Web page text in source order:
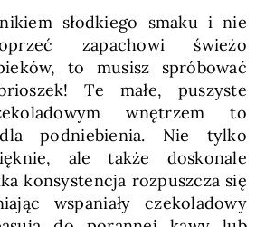
SKLEP
Polski
słodkiego smaku i nie
zapachowi świeżo
to musisz spróbować
Te małe, puszyste
wnętrzem to
podniebienia. Nie tylko
ale także doskonale
konsystencja rozpuszcza się
wspaniały czekoladowy